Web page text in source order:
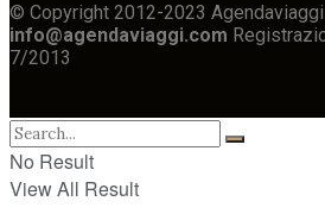
© Copyright 2012-2023 Agendaviaggi
info@agendaviaggi.com
7/2013
No Result
View All Result